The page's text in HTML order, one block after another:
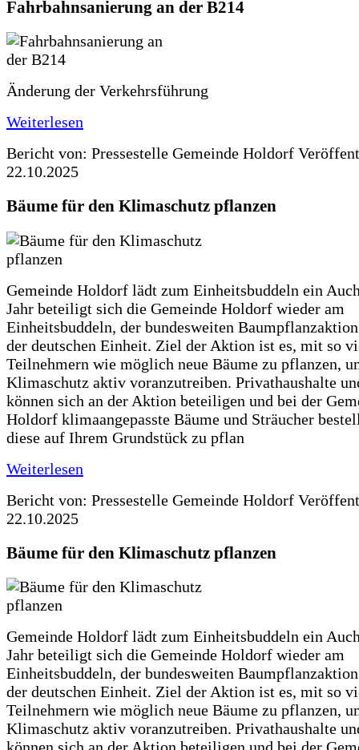
Fahrbahnsanierung an der B214
Änderung der Verkehrsführung
Weiterlesen
Bericht von: Pressestelle Gemeinde Holdorf
22.10.2025
Bäume für den Klimaschutz pflanzen
Gemeinde Holdorf lädt zum Einheitsbuddeln ein
Jahr beteiligt sich die Gemeinde Holdorf wieder am
Einheitsbuddeln, der bundesweiten
der deutschen Einheit. Ziel der Aktion ist es, mit so
Teilnehmern wie möglich neue Bäume zu pflanzen,
Klimaschutz aktiv voranzutreiben. Privathaushalte
können sich an der Aktion beteiligen und bei der
Holdorf klimaangepasste Bäume und Sträucher
diese auf Ihrem Grundstück zu pflan
Weiterlesen
Bericht von: Pressestelle Gemeinde Holdorf
22.10.2025
Bäume für den Klimaschutz pflanzen
Gemeinde Holdorf lädt zum Einheitsbuddeln ein
Jahr beteiligt sich die Gemeinde Holdorf wieder am
Einheitsbuddeln, der bundesweiten
der deutschen Einheit. Ziel der Aktion ist es, mit so
Teilnehmern wie möglich neue Bäume zu pflanzen,
Klimaschutz aktiv voranzutreiben. Privathaushalte